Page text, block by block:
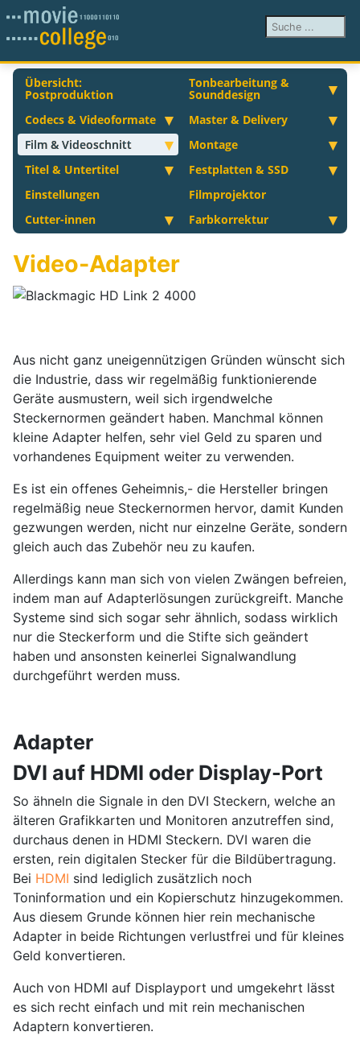
Suchen ...
Übersicht:
Postproduktion
Tonbearbeitung &
Sounddesign
Codecs & Videoformate
Master & Delivery
Film & Videoschnitt
Montage
Titel & Untertitel
Festplatten & SSD
Einstellungen
Filmprojektor
Cutter-innen
Farbkorrektur
Video-Adapter
Aus nicht ganz uneigennützigen Gründen wünscht sich
die Industrie, dass wir regelmäßig funktionierende
Geräte ausmustern, weil sich irgendwelche
Steckernormen geändert haben. Manchmal können
kleine Adapter helfen, sehr viel Geld zu sparen und
vorhandenes Equipment weiter zu verwenden.
Es ist ein offenes Geheimnis,- die Hersteller bringen
regelmäßig neue Steckernormen hervor, damit Kunden
gezwungen werden, nicht nur einzelne Geräte, sondern
gleich auch das Zubehör neu zu kaufen.
Allerdings kann man sich von vielen Zwängen befreien,
indem man auf Adapterlösungen zurückgreift. Manche
Systeme sind sich sogar sehr ähnlich, sodass wirklich
nur die Steckerform und die Stifte sich geändert
haben und ansonsten keinerlei Signalwandlung
durchgeführt werden muss.
Adapter
DVI auf HDMI oder Display-Port
So ähneln die Signale in den DVI Steckern, welche an
älteren Grafikkarten und Monitoren anzutreffen sind,
durchaus denen in HDMI Steckern. DVI waren die
ersten, rein digitalen Stecker für die Bildübertragung.
Bei HDMI sind lediglich zusätzlich noch
Toninformation und ein Kopierschutz hinzugekommen.
Aus diesem Grunde können hier rein mechanische
Adapter in beide Richtungen verlustfrei und für kleines
Geld konvertieren.
Auch von HDMI auf Displayport und umgekehrt lässt
es sich recht einfach und mit rein mechanischen
Adaptern konvertieren.